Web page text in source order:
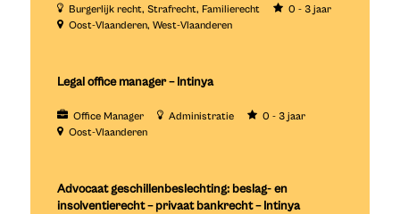
Burgerlijk recht Strafrecht Familierecht
0 - 3 jaar
Oost-Vlaanderen West-Vlaanderen
Legal office manager – Intinya
Office Manager Administratie
0 - 3 jaar
Oost-Vlaanderen
Advocaat geschillenbeslechting: beslag- en
insolventierecht – privaat bankrecht – Intinya